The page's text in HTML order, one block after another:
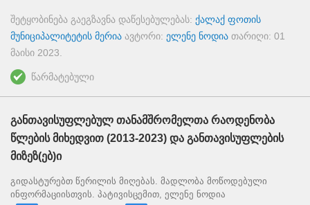
შეტყობინება გაეგზავნა დაწესებულებას: ქალაქ ფოთის
მუნიციპალიტეტის მერია ავტორი: ელენე ნოდია თარიღი: 01
მაისი 2023
წარმატებული
განთავისუფლებულ თანამშრომელთა რაოდენობა
წლების მიხედვით (2013-2023) და განთავისუფლების
მიზეზ(ებ)ი
გიდასტურებთ წერილის მიღებას. მადლობა მოწოდებული
ინფორმაციისთვის. პატივისცემით, ელენე ნოდია